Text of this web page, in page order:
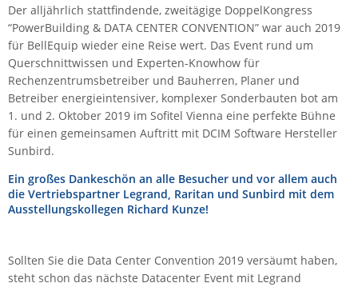
High Sec Labs
HW group
Icron
IEC Lock
Ihse
Kerlink
KVM TEC
Legrand
Milesight
Der alljährlich stattfindende, zweitägige DoppelKongress
“PowerBuilding & DATA CENTER CONVENTION” war auch 2019
für BellEquip wieder eine Reise wert. Das Event rund um
Querschnittwissen und Experten-Knowhow für
Rechenzentrumsbetreiber und Bauherren, Planer und
Betreiber energieintensiver, komplexer Sonderbauten bot am
1. und 2. Oktober 2019 im Sofitel Vienna eine perfekte Bühne
für einen gemeinsamen Auftritt mit DCIM Software Hersteller
Sunbird.
Ein großes Dankeschön an alle Besucher und vor allem auch
die Vertriebspartner Legrand, Raritan und Sunbird mit dem
Ausstellungskollegen Richard Kunze!
Sollten Sie die Data Center Convention 2019 versäumt haben,
steht schon das nächste Datacenter Event mit Legrand